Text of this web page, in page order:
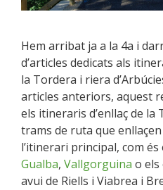
Hem arribat ja a la 4a i
d’articles dedicats als
la Tordera i riera
articles anteriors, aquest
els itineraris d’enllaç de
trams de ruta que
l’itinerari principal, com és
Gualba, Vallgorguina o els
avui de Riells i Viabrea i